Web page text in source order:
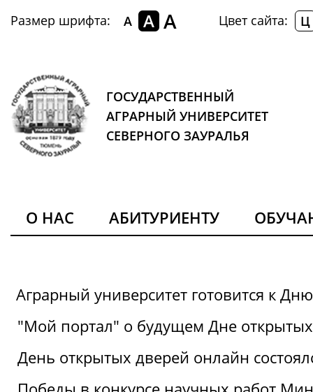
Размер шрифта: A A A Цвет сайта: Ц
ГОСУДАРСТВЕННЫЙ
АГРАРНЫЙ УНИВЕРСИТЕТ
СЕВЕРНОГО ЗАУРАЛЬЯ
О НАС АБИТУРИЕНТУ
Аграрный университет готовится к
"Мой портал" о будущем Дне
День открытых дверей онлайн